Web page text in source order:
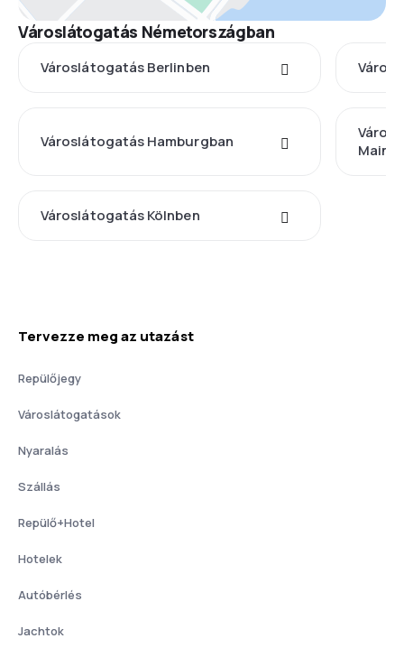
Városlátogatás Németországban
Városlátogatás Berlinben
Városlátogatás Hamburgban
Városlátogatás Kölnben
Tervezze meg az utazást
Repülőjegy
Városlátogatások
Nyaralás
Szállás
Repülő+Hotel
Hotelek
Autóbérlés
Jachtok